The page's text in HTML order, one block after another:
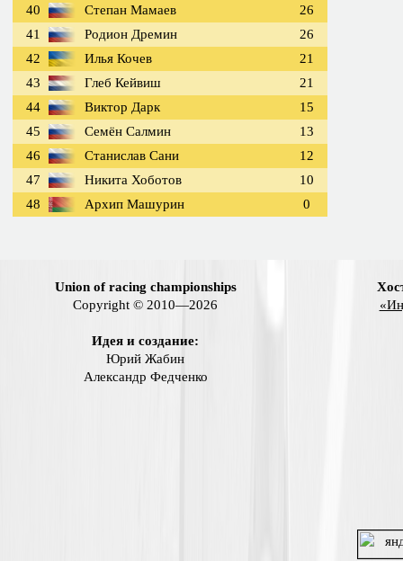
40
Степан Мамаев
26
41
Родион Дремин
26
42
Илья Кочев
21
43
Глеб Кейвиш
21
44
Виктор Дарк
15
45
Семён Салмин
13
46
Станислав Сани
12
47
Никита Хоботов
10
48
Архип Машурин 0
Union of racing championships
Copyright © 2010—2026
Идея и создание:
Юрий Жабин
Александр Федченко